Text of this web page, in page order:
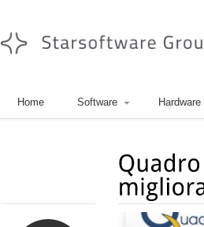
Home Software Hardware